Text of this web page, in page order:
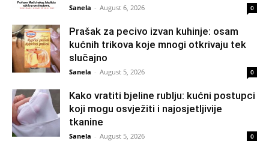
Sanela - August 6, 2026 0
Prašak za pecivo izvan kuhinje: osam
kućnih trikova koje mnogi otkrivaju tek
slučajno
Sanela - August 5, 2026 0
Kako vratiti bjeline rublju: kućni postupci
koji mogu osvježiti i najosjetljivije
tkanine
Sanela - August 5, 2026 0